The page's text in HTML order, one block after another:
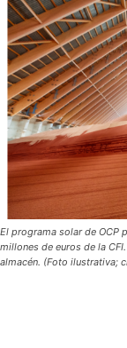
El programa solar de OCP
millones de euros de la
almacén. (Foto ilustrativa;